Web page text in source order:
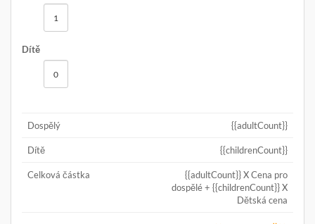
Dítě
Dospělý {{adultCount}}
Dítě {{childrenCount}}
Celková částka
{{adultCount}} X Cena pro
dospělé + {{childrenCount}} X
Dětská cena